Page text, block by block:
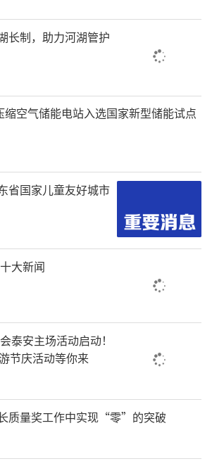
长制，助力河湖管护
空气储能电站入选国家新型储能试点
省国家儿童友好城市
大新闻
泰安主场活动启动！
节庆活动等你来
质量奖工作中实现“零”的突破